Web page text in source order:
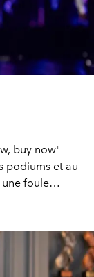
buy now"
podiums et au
foule